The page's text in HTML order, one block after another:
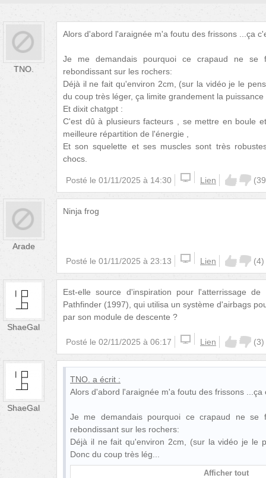
TNO.
Alors d'abord l'araignée m'a foutu des frissons ...ça
Je me demandais pourquoi ce crapaud ne se
rebondissant sur les rochers:
Déjà il ne fait qu'environ 2cm, (sur la vidéo je le
du coup très léger, ça limite grandement la puissance
Et dixit chatgpt :
C'est dû à plusieurs facteurs , se mettre en boule
meilleure répartition de l'énergie ,
Et son squelette et ses muscles sont très
chocs.
Posté le 01/11/2025 à 14:30 Lien (39
Arade
Ninja frog
Posté le 01/11/2025 à 23:13 Lien (4)
ShaeGal
Est-elle source d'inspiration pour l'atterrissage
Pathfinder (1997), qui utilisa un système d'airbags
par son module de descente ?
Posté le 02/11/2025 à 06:17 Lien (3)
ShaeGal
TNO. a écrit :
Alors d'abord l'araignée m'a foutu des frissons ...ça
Je me demandais pourquoi ce crapaud ne se
rebondissant sur les rochers:
Déjà il ne fait qu'environ 2cm, (sur la vidéo je le
Donc du coup très lég
Afficher tout